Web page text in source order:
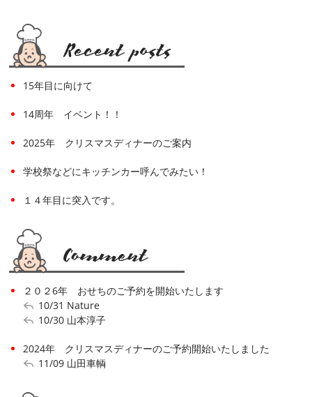
15年目に向けて
14周年 イベント！！
2025年 クリスマスディナーのご案内
学校祭などにキッチンカー呼んでみたい！
１４年目に突入です。
２０２6年 おせちのご予約を開始いたします
10/31 Nature
10/30 山本淳子
2024年 クリスマスディナーのご予約開始いたしました
11/09 山田車輌